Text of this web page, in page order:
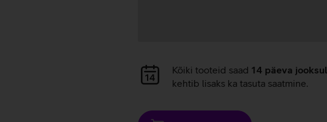
Andmete
laadimine
Kõiki tooteid saad 14 päeva jooksul
kehtib lisaks ka tasuta saatmine.